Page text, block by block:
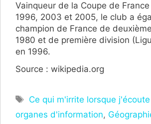
Vainqueur de la Coupe de
1996, 2003 et 2005, le club a
champion de France de
1980 et de première division
en 1996.
Source : wikipedia.org
Étiquettes
Ce qui m'irrite lorsque
organes d'information,